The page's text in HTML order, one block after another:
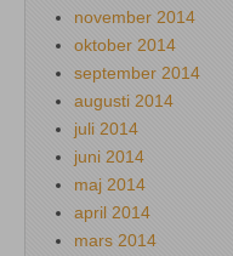
november 2014
oktober 2014
september 2014
augusti 2014
juli 2014
juni 2014
maj 2014
april 2014
mars 2014